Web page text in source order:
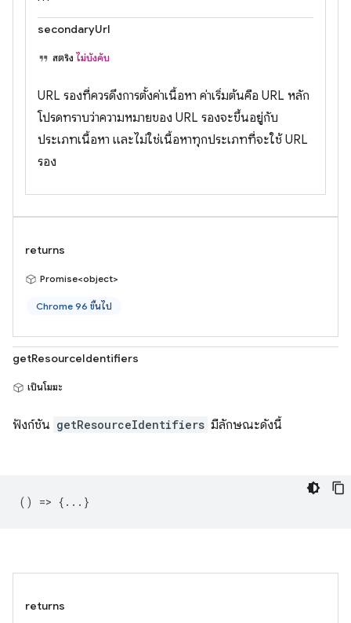
secondaryUrl
สตริง ไม่บังคับ
URL รองที่ควรดึงการตั้งค่าเนื้อหา ค่าเริ่มต้นคือ URL หลัก
โปรดทราบว่าความหมายของ URL รองจะขึ้นอยู่กับ
ประเภทเนื้อหา และไม่ใช่เนื้อหาทุกประเภทที่จะใช้ URL
รอง
returns
Promise<object>
Chrome 96 ขึ้นไป
getResourceIdentifiers
เป็นโมฆะ
ฟังก์ชัน getResourceIdentifiers มีลักษณะดังนี้
() => {...}
returns